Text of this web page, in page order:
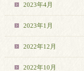
2023年4月
2023年1月
2022年12月
2022年10月